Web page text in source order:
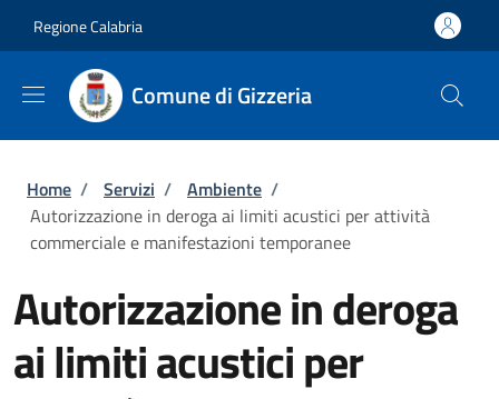
Regione Calabria
Comune di Gizzeria
Briciole di pane
Home / Servizi / Ambiente /
Autorizzazione in deroga ai limiti acustici per attività
commerciale e manifestazioni temporanee
Autorizzazione in deroga
ai limiti acustici per